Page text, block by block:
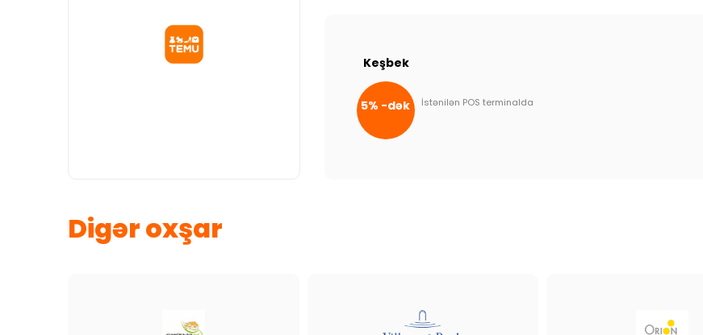
Keşbek
5% -dək İstənilən POS terminalda
Digər oxşar